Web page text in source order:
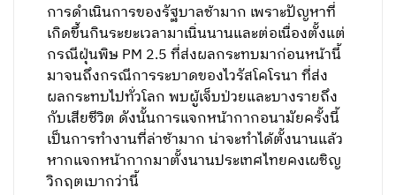
การดำเนินการของรัฐบาลช้ามาก เพราะปัญหาที่
เกิดขึ้นกินระยะเวลามาเนิ่นนานและต่อเนื่องตั้งแต่
กรณีฝุ่นพิษ PM 2.5 ที่ส่งผลกระทบมาก่อนหน้านี้
มาจนถึงกรณีการระบาดของไวรัสโคโรนา ที่ส่ง
ผลกระทบไปทั่วโลก พบผู้เจ็บป่วยและบางรายถึง
กับเสียชีวิต ดังนั้นการแจกหน้ากากอนามัยครั้งนี้
เป็นการทำงานที่ล่าช้ามาก น่าจะทำได้ตั้งนานแล้ว
หากแจกหน้ากากมาตั้งนานประเทศไทยคงเผชิญ
วิกฤตเบากว่านี้